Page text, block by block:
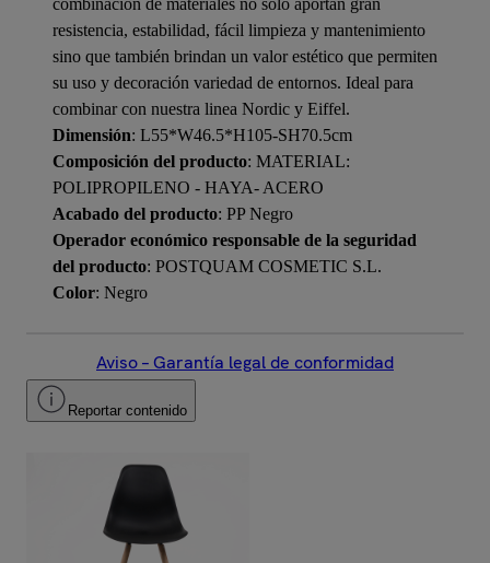
combinación de materiales no solo aportan gran
resistencia, estabilidad, fácil limpieza y mantenimiento
sino que también brindan un valor estético que permiten
su uso y decoración variedad de entornos. Ideal para
combinar con nuestra linea Nordic y Eiffel.
Dimensión: L55*W46.5*H105-SH70.5cm
Composición del producto: MATERIAL:
POLIPROPILENO - HAYA- ACERO
Acabado del producto: PP Negro
Operador económico responsable de la seguridad
del producto: POSTQUAM COSMETIC S.L.
Color: Negro
Aviso – Garantía legal de conformidad
Reportar contenido